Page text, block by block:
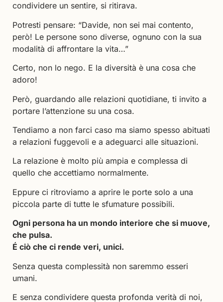
condividere un sentire, si ritirava.
Potresti pensare: “Davide, non sei mai contento,
però! Le persone sono diverse, ognuno con la sua
modalità di affrontare la vita…”
Certo, non lo nego. E la diversità è una cosa che
adoro!
Però, guardando alle relazioni quotidiane, ti invito a
portare l’attenzione su una cosa.
Tendiamo a non farci caso ma siamo spesso abituati
a relazioni fuggevoli e a adeguarci alle situazioni.
La relazione è molto più ampia e complessa di
quello che accettiamo normalmente.
Eppure ci ritroviamo a aprire le porte solo a una
piccola parte di tutte le sfumature possibili.
Ogni persona ha un mondo interiore che si muove,
che pulsa.
É ciò che ci rende veri, unici.
Senza questa complessità non saremmo esseri
umani.
E senza condividere questa profonda verità di noi,